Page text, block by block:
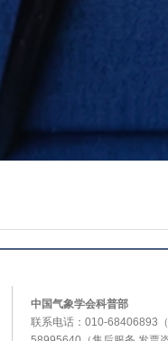
中国气象学会科普部
联系电话：010-68406893（